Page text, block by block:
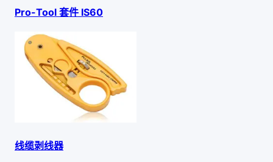
Pro-Tool 套件 IS60
线缆剥线器